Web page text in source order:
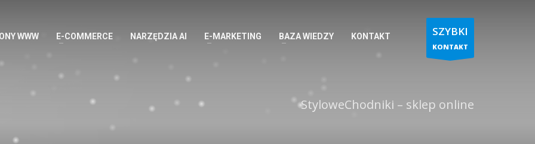
WWW E-COMMERCE NARZĘDZIA AI E-MARKETING BAZA WIEDZY KONTAKT SZYBKI
KONTAKT
StyloweChodniki – sklep online